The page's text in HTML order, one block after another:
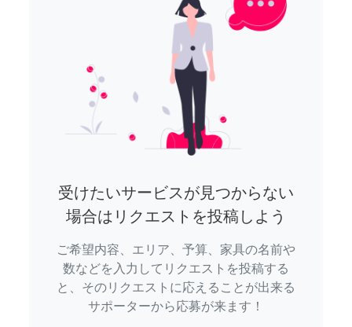
受けたいサービスが見つからない
場合はリクエストを投稿しよう
ご希望内容、エリア、予算、家具の名前や
数などを入力してリクエストを投稿する
と、そのリクエストに応えることが出来る
サポーターから応募が来ます！